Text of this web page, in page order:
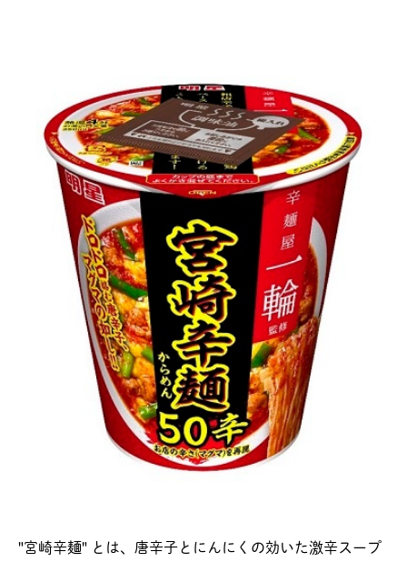
"宮崎辛麺" とは、唐辛子とにんにくの効いた激辛スープ